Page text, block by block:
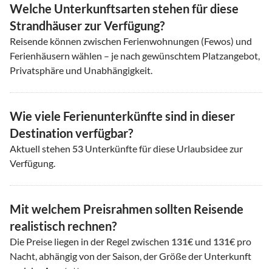
Welche Unterkunftsarten stehen für diese
Strandhäuser zur Verfügung?
Reisende können zwischen Ferienwohnungen (Fewos) und
Ferienhäusern wählen – je nach gewünschtem Platzangebot,
Privatsphäre und Unabhängigkeit.
Wie viele Ferienunterkünfte sind in dieser
Destination verfügbar?
Aktuell stehen 53 Unterkünfte für diese Urlaubsidee zur
Verfügung.
Mit welchem Preisrahmen sollten Reisende
realistisch rechnen?
Die Preise liegen in der Regel zwischen 131€ und 131€ pro
Nacht, abhängig von der Saison, der Größe der Unterkunft